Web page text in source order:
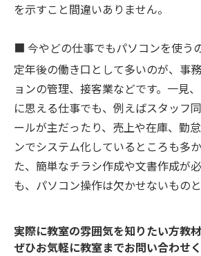
を示すこと間違いありません。
■ 今やどの仕事でもパソコンを使う
定年後の働き口として多いのが、事
ョンの管理、接客業などです。一見
に思える仕事でも、例えばスタッフ
ールが主だったり、売上や在庫、勤
ンでシステム化しているところも多
た、簡単なチラシ作成や文書作成が
も、パソコン操作は欠かせないものと
実際に教室の雰囲気を知りたい方教
ぜひお気軽に教室までお問い合わせく